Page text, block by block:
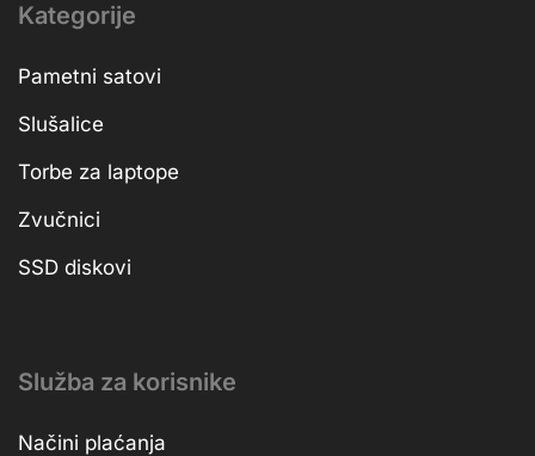
Kategorije
Pametni satovi
Slušalice
Torbe za laptope
Zvučnici
SSD diskovi
Služba za korisnike
Načini plaćanja